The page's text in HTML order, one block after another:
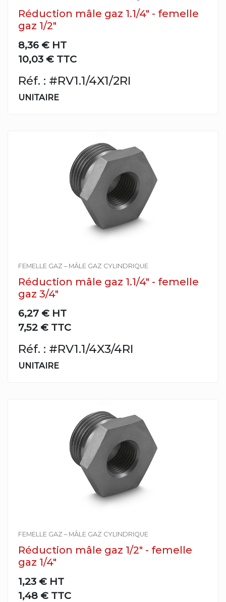
Réduction mâle gaz 1.1/4" - femelle
gaz 1/2"
8,36 € HT
10,03 € TTC
Réf. : #RV1.1/4X1/2RI
UNITAIRE
FEMELLE GAZ – MÂLE GAZ CYLINDRIQUE
Réduction mâle gaz 1.1/4" - femelle
gaz 3/4"
6,27 € HT
7,52 € TTC
Réf. : #RV1.1/4X3/4RI
UNITAIRE
FEMELLE GAZ – MÂLE GAZ CYLINDRIQUE
Réduction mâle gaz 1/2" - femelle
gaz 1/4"
1,23 € HT
1,48 € TTC